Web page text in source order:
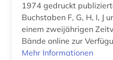
nationalkonvent (1)
neuerwerbung (1)
1974 gedruckt
Buchstaben F, G, H, I, J
einem zweijährigen
Bände online zur
Mehr Informationen